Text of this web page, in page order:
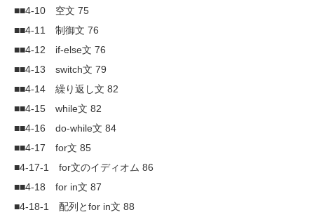
■■4-10 空文 75
■■4-11 制御文 76
■■4-12 if-else文 76
■■4-13 switch文 79
■■4-14 繰り返し文 82
■■4-15 while文 82
■■4-16 do-while文 84
■■4-17 for文 85
■4-17-1 for文のイディオム 86
■■4-18 for in文 87
■4-18-1 配列とfor in文 88